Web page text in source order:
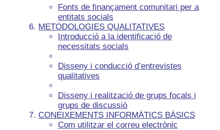
Fonts de finançament comunitari per a
entitats socials
METODOLOGIES QUALITATIVES
Introducció a la identificació de
necessitats socials
Disseny i conducció d’entrevistes
qualitatives
Disseny i realització de grups focals i
grups de discussió
CONEIXEMENTS INFORMÀTICS BÀSICS
Com utilitzar el correu electrònic